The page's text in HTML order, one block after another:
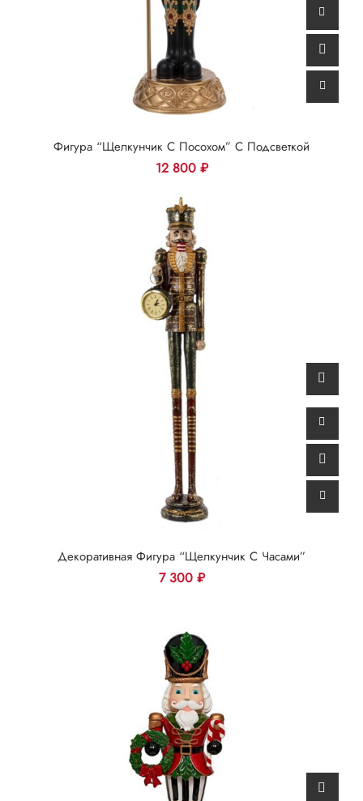
Фигура “Щелкунчик С Посохом” С Подсветкой
12 800 ₽
Декоративная Фигура “Щелкунчик С Часами”
7 300 ₽